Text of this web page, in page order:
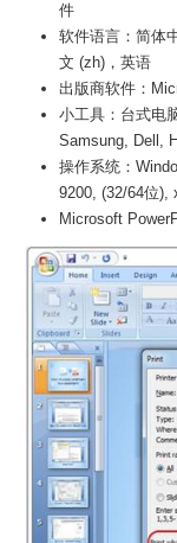
件
软件语言：简体
文 (zh)，英语
出版商软件：
小工具：台式电
Samsung, Dell,
操作系统：
9200, (32/64位),
Microsoft